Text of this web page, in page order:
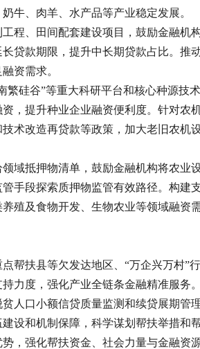
牛、肉羊、水产品等产业稳定发展。
程、田间配套建设项目，鼓励金融机
款期限，提升中长期贷款占比。推
资需求。
硅谷”等重大科研平台和核心种源技
，提升种业企业融资便利度。针对农
术改造再贷款等政策，加大老旧农机
域抵押物清单，鼓励金融机构将农业
手段探索质押物监管有效路径。构建
殖及食物开发、生物农业等领域融资
帮扶县等欠发达地区、“万企兴万村”
力度，强化产业全链条金融精准服务
人口小额信贷质量监测和续贷展期管
设和机制保障，科学谋划帮扶举措和
强化帮扶资金、社会力量与金融资